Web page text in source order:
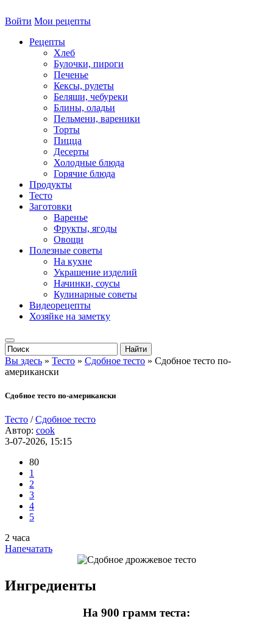
Войти Мои рецепты
Рецепты
Хлеб
Булочки, пироги
Печенье
Кексы, рулеты
Беляши, чебуреки
Блины, оладьи
Пельмени, вареники
Торты
Пицца
Десерты
Холодные блюда
Горячие блюда
Продукты
Тесто
Заготовки
Варенье
Фрукты, ягоды
Овощи
Полезные советы
На кухне
Украшение изделий
Начинки, соусы
Кулинарные советы
Видеорецепты
Хозяйке на заметку
Вы здесь » Тесто » Сдобное тесто » Сдобное тесто по-
американски
Сдобное тесто по-американски
Тесто /Сдобное тесто
Автор: cook
3-07-2026, 15:15
80
1
2
3
4
5
2 часа
Напечатать
Ингредиенты
На 900 грамм теста: